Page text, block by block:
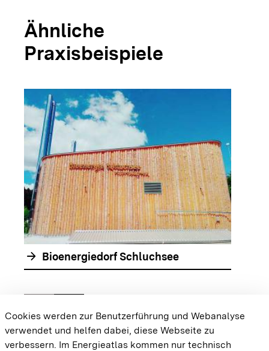
Ähnliche
Praxisbeispiele
arrow_forward Bioenergiedorf Schluchsee
Zur vorhergehenden Folie springen
chevron_rightZur nächsten Folie springen
{{#displayPraxisbeispielMap}} {{{body}}}
Cookies werden zur Benutzerführung und Webanalyse
verwendet und helfen dabei, diese Webseite zu
verbessern. Im Energieatlas kommen nur technisch